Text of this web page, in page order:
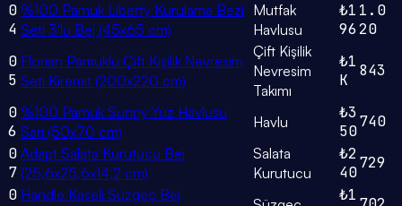
0
4
%100 Pamuk Liberty Kurulama Bezi
Seti 3'lü Bej (45x65 cm)
Mutfak
Havlusu
₺1
96
1.0
20
0
5
Florian Pamuklu Çift Kişilik Nevresim
Seti Kiremit (200x220 cm)
Çift Kişilik
Nevresim
Takımı
₺1
K
843
0
6
%100 Pamuk Sunny Yüz Havlusu
Sarı (50x70 cm)
Havlu
₺3
50
740
0
7
Adapt Salata Kurutucu Bej
(25,6x25,6x14,2 cm)
Salata
Kurutucu
₺2
40
729
0 Handle Kaseli Süzgeç Bej
₺1